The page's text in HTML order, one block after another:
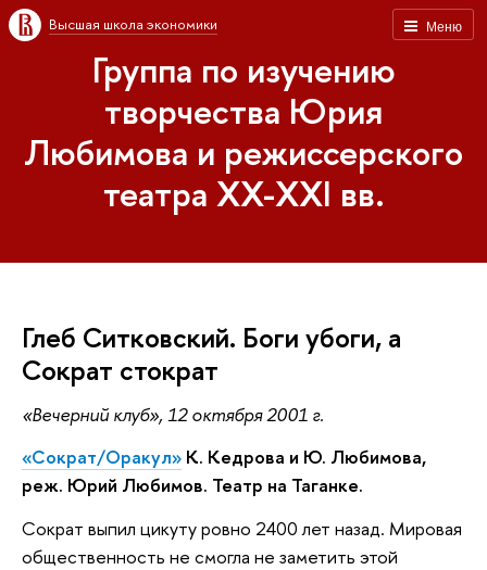
Меню
Высшая школа экономики
Группа по изучению
творчества Юрия
Любимова и режиссерского
театра XX-XXI вв.
Глеб Ситковский. Боги убоги, а
Сократ стократ
«Вечерний клуб», 12 октября 2001 г.
«Сократ/Оракул» К. Кедрова и Ю. Любимова,
реж. Юрий Любимов. Театр на Таганке.
Сократ выпил цикуту ровно 2400 лет назад. Мировая
общественность не смогла не заметить этой